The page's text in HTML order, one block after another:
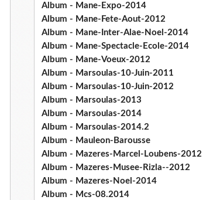
Album - Mane-Expo-2014
Album - Mane-Fete-Aout-2012
Album - Mane-Inter-Alae-Noel-2014
Album - Mane-Spectacle-Ecole-2014
Album - Mane-Voeux-2012
Album - Marsoulas-10-Juin-2011
Album - Marsoulas-10-Juin-2012
Album - Marsoulas-2013
Album - Marsoulas-2014
Album - Marsoulas-2014.2
Album - Mauleon-Barousse
Album - Mazeres-Marcel-Loubens-2012
Album - Mazeres-Musee-Rizla--2012
Album - Mazeres-Noel-2014
Album - Mcs-08.2014